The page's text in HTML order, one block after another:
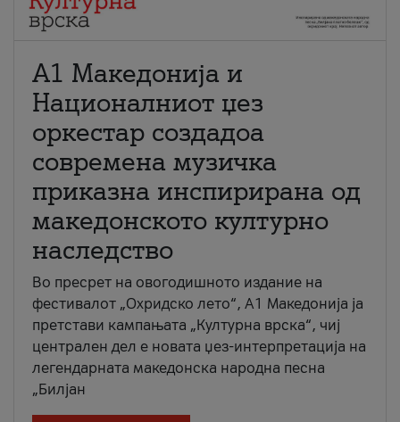
А1 Македонија и
Националниот џез
оркестар создадоа
современа музичка
приказна инспирирана од
македонското културно
наследство
Во пресрет на овогодишното издание на
фестивалот „Охридско лето“, А1 Македонија ја
претстави кампањата „Културна врска“, чиј
централен дел е новата џез-интерпретација на
легендарната македонска народна песна
„Билјан